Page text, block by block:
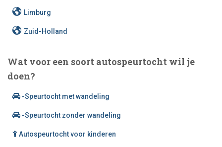
Limburg
Zuid-Holland
Wat voor een soort autospeurtocht wil je
doen?
-Speurtocht met wandeling
-Speurtocht zonder wandeling
Autospeurtocht voor kinderen